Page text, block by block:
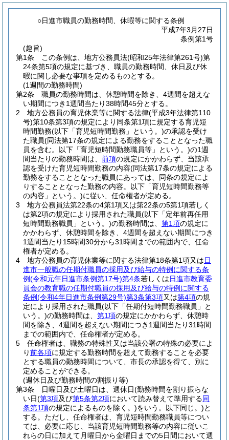
○日進市職員の勤務時間、休暇等に関する条例
平成7年3月27日
条例第1号
(趣旨)
第1条
この条例は、地方公務員法(昭和25年法律第261号)第
24条第5項の規定に基づき、職員の勤務時間、休日及び休
暇に関し必要な事項を定めるものとする。
(1週間の勤務時間)
第2条
職員の勤務時間は、休憩時間を除き、4週間を超えな
い期間につき1週間当たり38時間45分とする。
2
地方公務員の育児休業等に関する法律(平成3年法律第110
号)第10条第3項の規定により同条第1項に規定する育児短
時間勤務(以下「育児短時間勤務」という。)の承認を受け
た職員(同法第17条の規定による勤務をすることとなった職
員を含む。以下「育児短時間勤務職員等」という。)の1週
間当たりの勤務時間は、 前項の規定にかかわらず、当該承
認を受けた育児短時間勤務の内容(同法第17条の規定による
勤務をすることとなった職員にあっては、同条の規定によ
りすることとなった勤務の内容。以下「育児短時間勤務等
の内容」という。)に従い、任命権者が定める。
3
地方公務員法第22条の4第1項又は第22条の5第1項若しく
は第2項の規定により採用された職員(以下「定年前再任用
短時間勤務職員」という。)の勤務時間は、 第1項の規定に
かかわらず、休憩時間を除き、4週間を超えない期間につき
1週間当たり15時間30分から31時間までの範囲内で、任命
権者が定める。
4
地方公務員の育児休業等に関する法律第18条第1項又は日
進市一般職の任期付職員の採用及び給与の特例に関する条
例(令和元年日進市条例第17号)第4条若しくは日進市教育委
員会の教育職の任期付職員の採用及び給与の特例に関する
条例(令和4年日進市条例第29号)第3条第3項又は第4項の規
定により採用された職員(以下「任期付短時間勤務職員」と
いう。)の勤務時間は、 第1項の規定にかかわらず、休憩時
間を除き、4週間を超えない期間につき1週間当たり31時間
までの範囲内で、任命権者が定める。
5
任命権者は、職務の特殊性又は当該公署の特殊の必要によ
り前各項に規定する勤務時間を超えて勤務することを必要
とする職員の勤務時間について、市長の承認を得て、別に
定めることができる。
(週休日及び勤務時間の割振り等)
第3条
日曜日及び土曜日は、週休日(勤務時間を割り振らな
い日(第3項及び第5条第2項において読み替えて準用する同
条第1項の規定によるものを除く。)をいう。以下同じ。)と
する。 ただし、任命権者は、育児短時間勤務職員等につい
ては、必要に応じ、当該育児短時間勤務等の内容に従いこ
れらの日に加えて月曜日から金曜日までの5日間において週